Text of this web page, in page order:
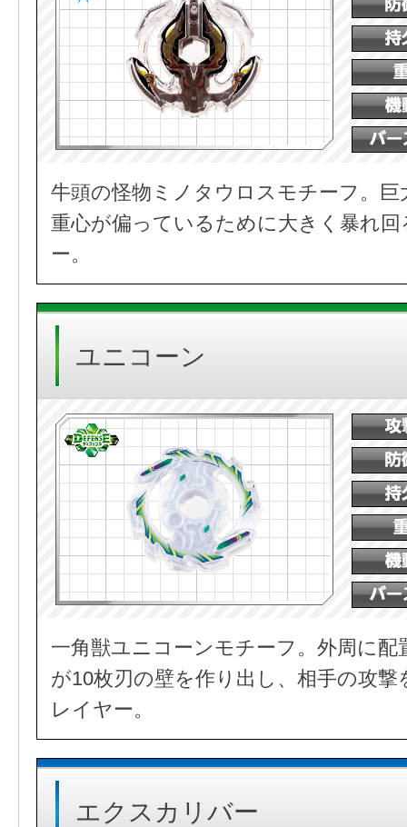
牛頭の怪物ミノタウロスモチーフ。
重心が偏っているために大きく暴れ
ー。
ユニコーン
一角獣ユニコーンモチーフ。外周に
が10枚刃の壁を作り出し、相手の攻
レイヤー。
エクスカリバー